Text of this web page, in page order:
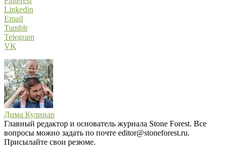
Linkedin
Email
Tumblr
Telegram
VK
Дима Кулинар
Главный редактор и основатель журнала Stone Forest. Все
вопросы можно задать по почте editor@stoneforest.ru.
Присылайте свои резюме.